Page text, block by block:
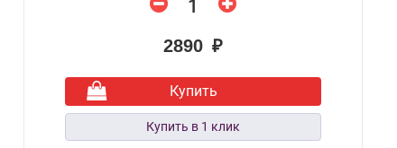
2890 ₽
Купить